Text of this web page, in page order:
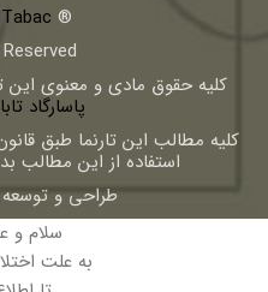
®
كليه حقوق مادی و معنوی اين
پاسارگاد
کلیه مطالب این تارنما طبق
استفاده از این مطالب
طراحی و
سلام و
به علت